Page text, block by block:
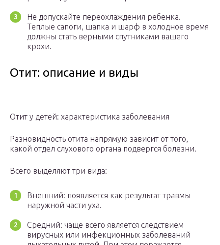
Не допускайте переохлаждения ребенка.
Теплые сапоги, шапка и шарф в холодное время
должны стать верными спутниками вашего
крохи.
Отит: описание и виды
Отит у детей: характеристика заболевания
Разновидность отита напрямую зависит от того,
какой отдел слухового органа подвергся болезни.
Всего выделяют три вида:
Внешний: появляется как результат травмы
наружной части уха.
Средний: чаще всего является следствием
вирусных или инфекционных заболеваний